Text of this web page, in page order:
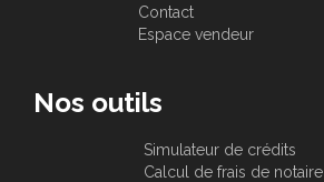
Contact
Espace vendeur
Nos outils
Simulateur de crédits
Calcul de frais de notaire